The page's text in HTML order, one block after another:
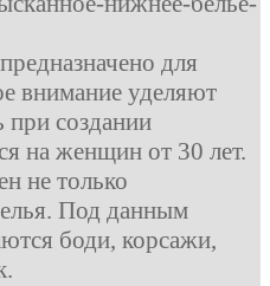
для
внимание уделяют
при создании
на женщин от 30 лет.
не только
Под данным
боди, корсажи,